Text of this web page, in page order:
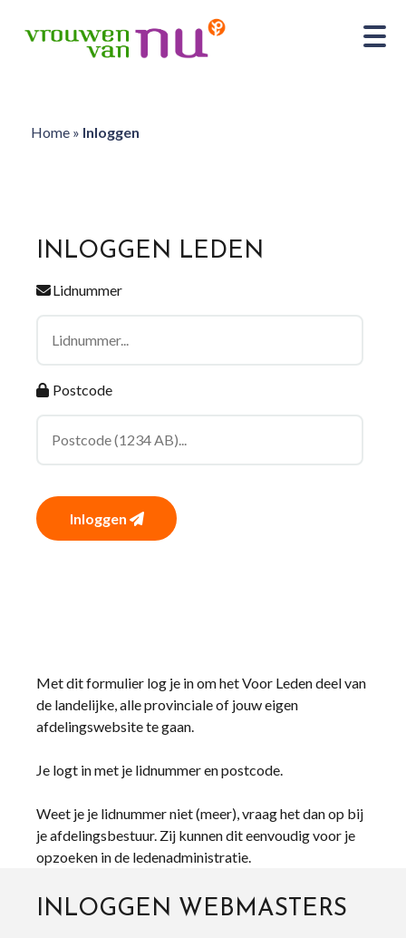
Home» Inloggen
INLOGGEN LEDEN
Lidnummer
Postcode
Inloggen
Met dit formulier log je in om het Voor Leden deel van
de landelijke, alle provinciale of jouw eigen
afdelingswebsite te gaan.
Je logt in met je lidnummer en postcode.
Weet je je lidnummer niet (meer), vraag het dan op bij
je afdelingsbestuur. Zij kunnen dit eenvoudig voor je
opzoeken in de ledenadministratie.
INLOGGEN WEBMASTERS